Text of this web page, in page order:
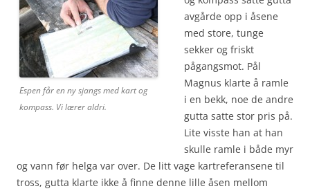
Espen får en ny sjangs med kart og
kompass. Vi lærer aldri.
avgårde opp i åsene
med store, tunge
sekker og friskt
pågangsmot. Pål
Magnus klarte å ramle
i en bekk, noe de andre
gutta satte stor pris på.
Lite visste han at han
skulle ramle i både myr
og vann før helga var over. De litt vage kartreferansene til
tross, gutta klarte ikke å finne denne lille åsen mellom